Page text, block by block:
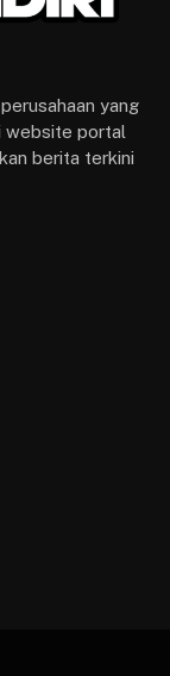
yang
website portal
berita terkini